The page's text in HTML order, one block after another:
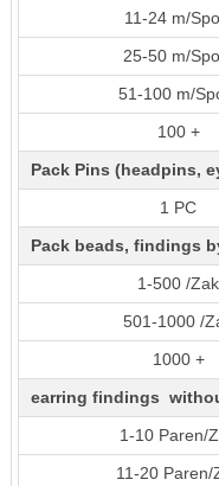
11-24 m/
25-50 m/
51-100 m/
100 +
Pack Pins (headpins,
1 PC
Pack beads, findings
1-500 /Zak
501-1000 /
1000 +
earring findings
1-10 Paren/
11-20 Paren/